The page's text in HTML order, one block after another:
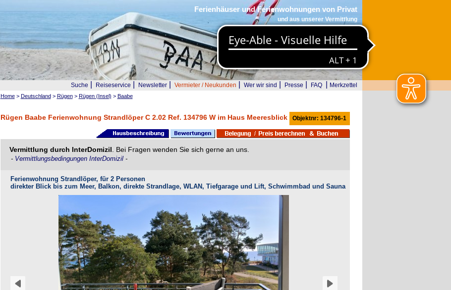
Ferienhäuser und Ferienwohnungen von Privat
und aus unserer Vermittlung
Suche Reiseservice Newsletter| Vermieter / Neukunden Wer wir sind Presse FAQ Merkzettel
Home> Deutschland> Rügen> Rügen (Insel) > Baabe
Rügen Baabe Ferienwohnung Strandlöper C 2.02 Ref. 134796 W im Haus Meeresblick Objektnr: 134796-1
Vermittlung durch InterDomizil . Bei Fragen wenden Sie sich gerne an uns.
- Vermittlungsbedingungen InterDomizil -
Ferienwohnung Strandlöper, für 2 Personen
direkter Blick bis zum Meer, Balkon, direkte Strandlage, WLAN, Tiefgarage und Lift, Schwimmbad und Sauna